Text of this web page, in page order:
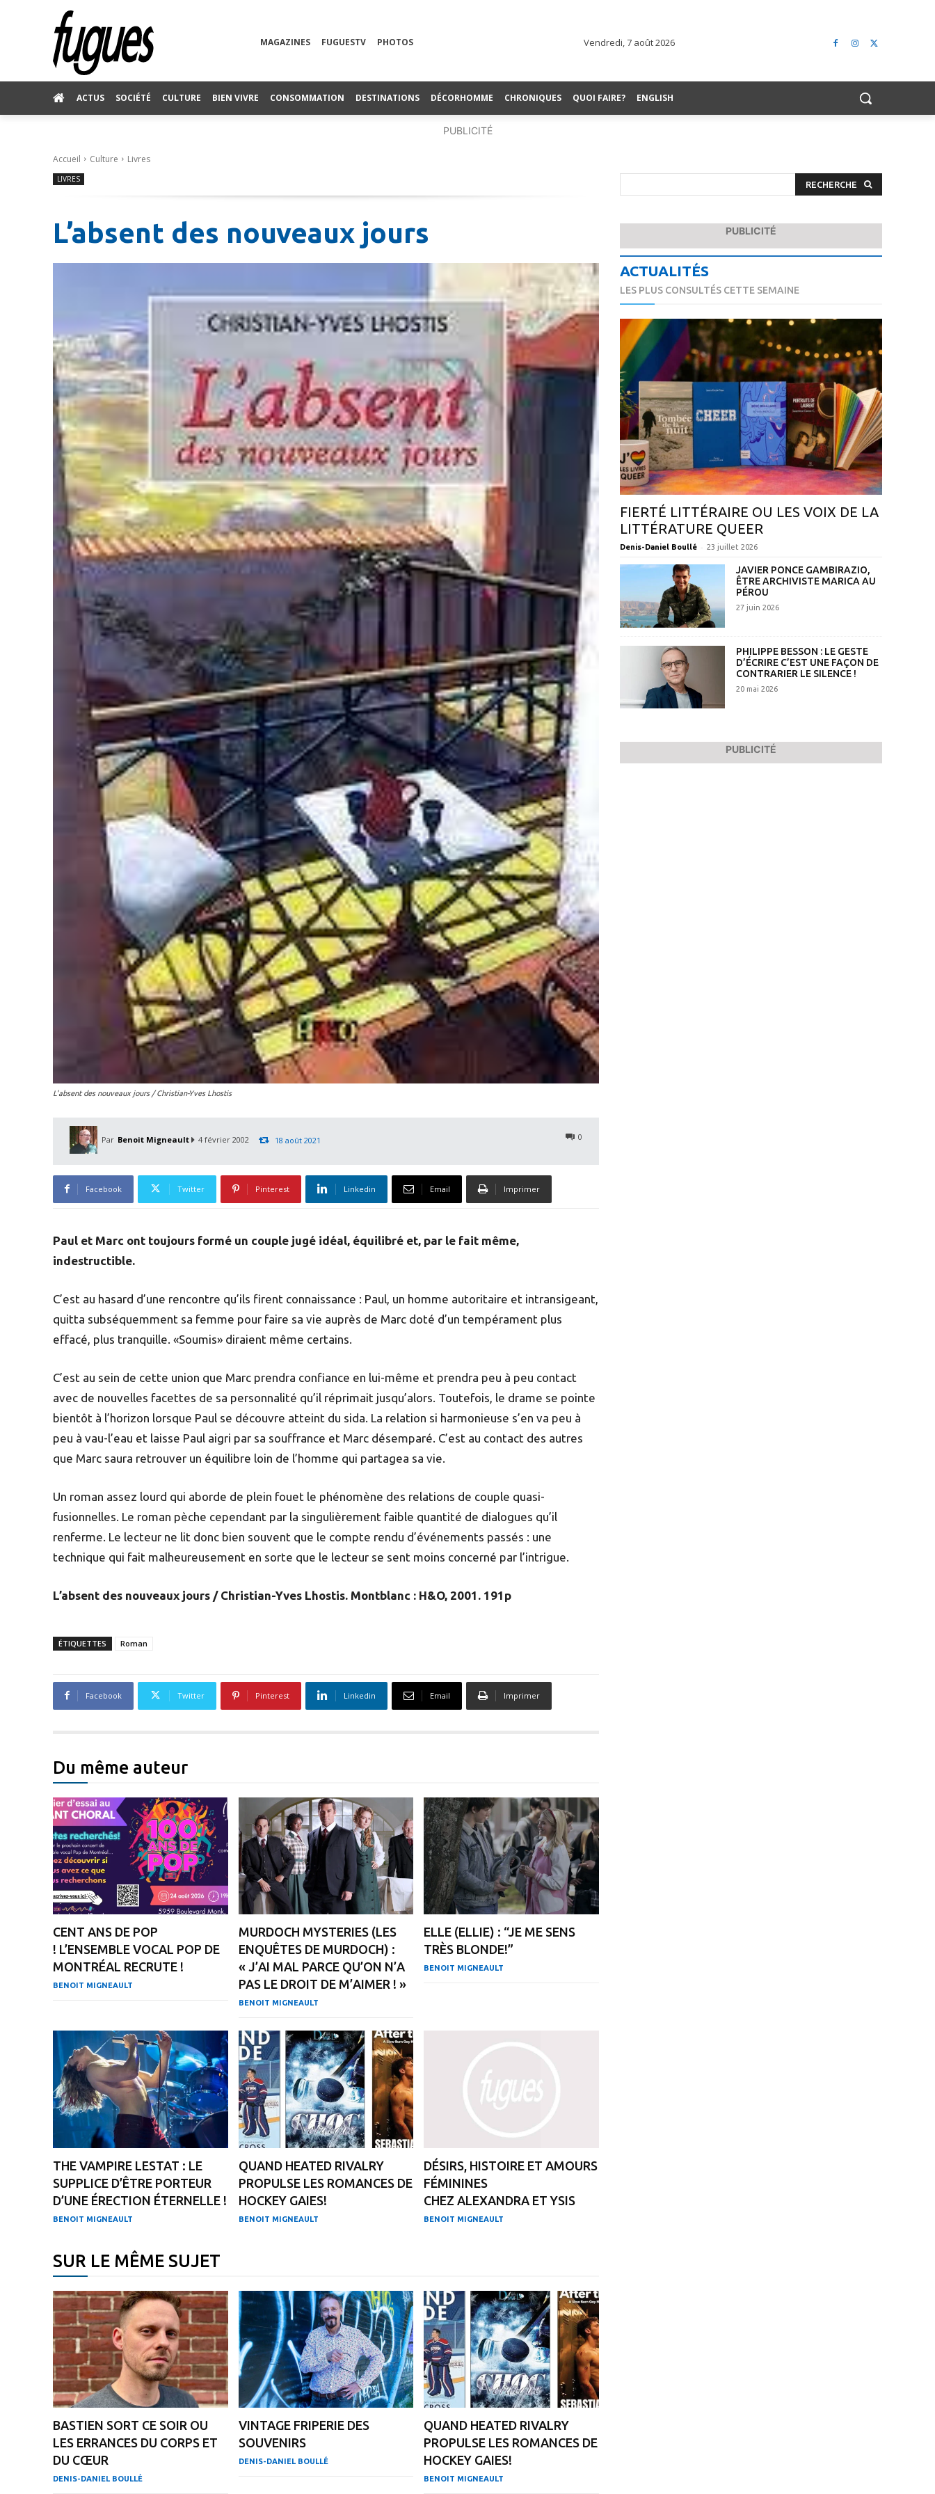
MAGAZINES FUGUESTV PHOTOS Vendredi, 7 août 2026
ACTUS SOCIÉTÉ CULTURE BIEN VIVRE CONSOMMATION DESTINATIONS DÉCORHOMME CHRONIQUES QUOI FAIRE? ENGLISH
PUBLICITÉ
Accueil Culture Livres
LIVRES
L’absent des nouveaux jours
L'absent des nouveaux jours / Christian-Yves Lhostis
Par Benoit Migneault 4 février 2002 0
18 août 2021
Facebook Twitter Pinterest Linkedin Email Imprimer
Paul et Marc ont toujours formé un couple jugé idéal, équilibré et, par le fait même,
indestructible.
C’est au hasard d’une rencontre qu’ils firent connaissance : Paul, un homme autoritaire et intransigeant,
quitta subséquemment sa femme pour faire sa vie auprès de Marc doté d’un tempérament plus
effacé, plus tranquille. «Soumis» diraient même certains.
C’est au sein de cette union que Marc prendra confiance en lui-même et prendra peu à peu contact
avec de nouvelles facettes de sa personnalité qu’il réprimait jusqu’alors. Toutefois, le drame se pointe
bientôt à l’horizon lorsque Paul se découvre atteint du sida. La relation si harmonieuse s’en va peu à
peu à vau-l’eau et laisse Paul aigri par sa souffrance et Marc désemparé. C’est au contact des autres
que Marc saura retrouver un équilibre loin de l’homme qui partagea sa vie.
Un roman assez lourd qui aborde de plein fouet le phénomène des relations de couple quasi-
fusionnelles. Le roman pèche cependant par la singulièrement faible quantité de dialogues qu’il
renferme. Le lecteur ne lit donc bien souvent que le compte rendu d’événements passés : une
technique qui fait malheureusement en sorte que le lecteur se sent moins concerné par l’intrigue.
L’absent des nouveaux jours / Christian-Yves Lhostis. Montblanc : H&O, 2001. 191p
ÉTIQUETTES Roman
Facebook Twitter Pinterest Linkedin Email Imprimer
Du même auteur
CENT ANS DE POP
! L’ENSEMBLE VOCAL POP DE
MONTRÉAL RECRUTE !
BENOIT MIGNEAULT
MURDOCH MYSTERIES (LES
ENQUÊTES DE MURDOCH) :
« J’AI MAL PARCE QU’ON N’A
PAS LE DROIT DE M’AIMER ! »
BENOIT MIGNEAULT
ELLE (ELLIE) : “JE ME SENS
TRÈS BLONDE!”
BENOIT MIGNEAULT
THE VAMPIRE LESTAT : LE
SUPPLICE D’ÊTRE PORTEUR
D’UNE ÉRECTION ÉTERNELLE !
BENOIT MIGNEAULT
QUAND HEATED RIVALRY
PROPULSE LES ROMANCES DE
HOCKEY GAIES!
BENOIT MIGNEAULT
DÉSIRS, HISTOIRE ET AMOURS
FÉMININES
CHEZ ALEXANDRA ET YSIS
BENOIT MIGNEAULT
SUR LE MÊME SUJET
BASTIEN SORT CE SOIR OU
LES ERRANCES DU CORPS ET
DU CŒUR
DENIS-DANIEL BOULLÉ
VINTAGE FRIPERIE DES
SOUVENIRS
DENIS-DANIEL BOULLÉ
QUAND HEATED RIVALRY
PROPULSE LES ROMANCES DE
HOCKEY GAIES!
BENOIT MIGNEAULT
RECHERCHE
PUBLICITÉ
ACTUALITÉS
LES PLUS CONSULTÉS CETTE SEMAINE
FIERTÉ LITTÉRAIRE OU LES VOIX DE LA
LITTÉRATURE QUEER
Denis-Daniel Boullé - 23 juillet 2026
JAVIER PONCE GAMBIRAZIO,
ÊTRE ARCHIVISTE MARICA AU
PÉROU
27 juin 2026
PHILIPPE BESSON : LE GESTE
D’ÉCRIRE C’EST UNE FAÇON DE
CONTRARIER LE SILENCE !
20 mai 2026
PUBLICITÉ